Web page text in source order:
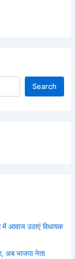
Search
में आवाज उठाएं विधायक
अब भाजपा नेता